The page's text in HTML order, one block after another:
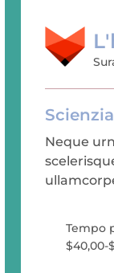
Neque
Tempo
$40,00-